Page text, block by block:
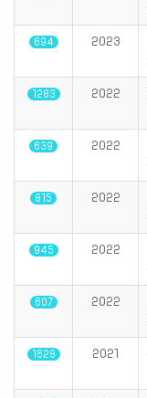
2023
694
2022
1283
2022
639
2022
815
2022
945
2022
607
2021
1628